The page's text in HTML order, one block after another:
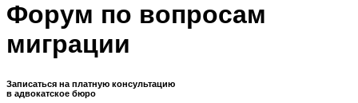
Форум по вопросам
миграции
Записаться на платную консультацию
в адвокатское бюро